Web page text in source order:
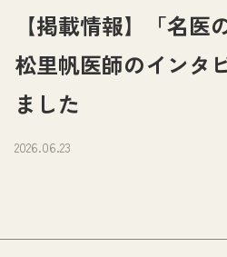
【掲載情報】「名
松里帆医師のインタ
ました
2026.06.23